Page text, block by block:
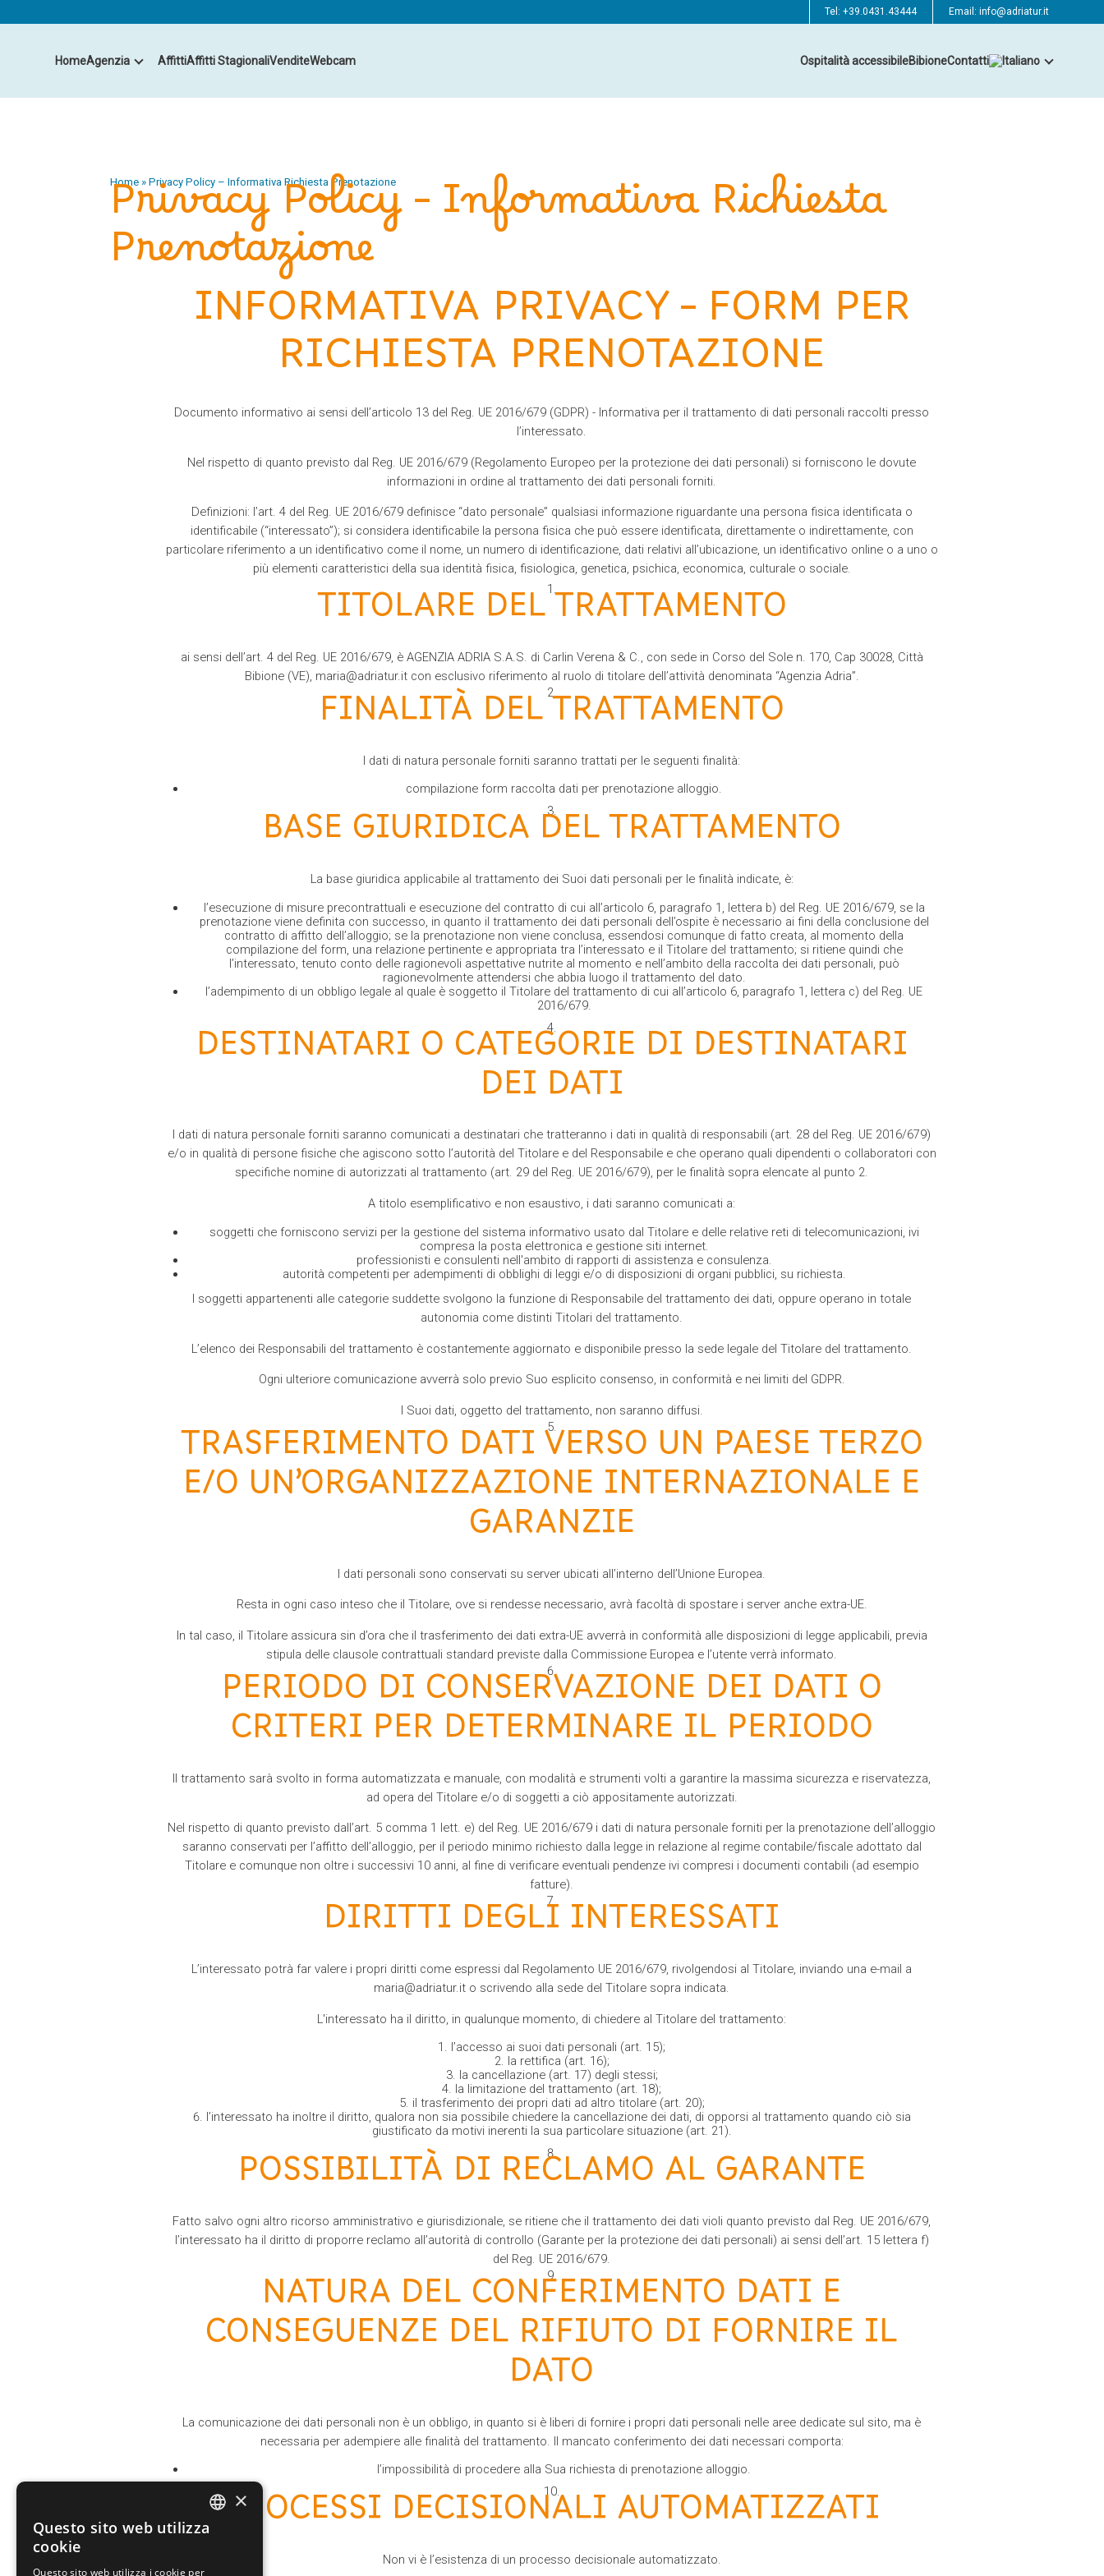
Tel:+39.0431.43444 Email: info@adriatur.it
HomeAgenzia AffittiAffitti StagionaliVenditeWebcam Ospitalità accessibileBibioneContatti
Home »Privacy Policy – Informativa Richiesta Prenotazione
Privacy Policy – Informativa Richiesta
Prenotazione
INFORMATIVA PRIVACY – FORM PER
RICHIESTA PRENOTAZIONE
Documento informativo ai sensi dell’articolo 13 del Reg. UE 2016/679 (GDPR) - Informativa per il trattamento di dati personali raccolti presso
l’interessato.
Nel rispetto di quanto previsto dal Reg. UE 2016/679 (Regolamento Europeo per la protezione dei dati personali) si forniscono le dovute
informazioni in ordine al trattamento dei dati personali forniti.
Definizioni: l’art. 4 del Reg. UE 2016/679 definisce “dato personale” qualsiasi informazione riguardante una persona fisica identificata o
identificabile (“interessato”); si considera identificabile la persona fisica che può essere identificata, direttamente o indirettamente, con
particolare riferimento a un identificativo come il nome, un numero di identificazione, dati relativi all’ubicazione, un identificativo online o a uno o
più elementi caratteristici della sua identità fisica, fisiologica, genetica, psichica, economica, culturale o sociale.
TITOLARE DEL TRATTAMENTO
ai sensi dell’art. 4 del Reg. UE 2016/679, è AGENZIA ADRIA S.A.S. di Carlin Verena & C., con sede in Corso del Sole n. 170, Cap 30028, Città
Bibione (VE), maria@adriatur.it con esclusivo riferimento al ruolo di titolare dell’attività denominata “Agenzia Adria”.
FINALITÀ DEL TRATTAMENTO
I dati di natura personale forniti saranno trattati per le seguenti finalità:
compilazione form raccolta dati per prenotazione alloggio.
BASE GIURIDICA DEL TRATTAMENTO
La base giuridica applicabile al trattamento dei Suoi dati personali per le finalità indicate, è:
l’esecuzione di misure precontrattuali e esecuzione del contratto di cui all’articolo 6, paragrafo 1, lettera b) del Reg. UE 2016/679, se la
prenotazione viene definita con successo, in quanto il trattamento dei dati personali dell’ospite è necessario ai fini della conclusione del
contratto di affitto dell’alloggio; se la prenotazione non viene conclusa, essendosi comunque di fatto creata, al momento della
compilazione del form, una relazione pertinente e appropriata tra l’interessato e il Titolare del trattamento; si ritiene quindi che
l’interessato, tenuto conto delle ragionevoli aspettative nutrite al momento e nell’ambito della raccolta dei dati personali, può
ragionevolmente attendersi che abbia luogo il trattamento del dato.
l’adempimento di un obbligo legale al quale è soggetto il Titolare del trattamento di cui all’articolo 6, paragrafo 1, lettera c) del Reg. UE
2016/679.
DESTINATARI O CATEGORIE DI DESTINATARI
DEI DATI
I dati di natura personale forniti saranno comunicati a destinatari che tratteranno i dati in qualità di responsabili (art. 28 del Reg. UE 2016/679)
e/o in qualità di persone fisiche che agiscono sotto l’autorità del Titolare e del Responsabile e che operano quali dipendenti o collaboratori con
specifiche nomine di autorizzati al trattamento (art. 29 del Reg. UE 2016/679), per le finalità sopra elencate al punto 2.
A titolo esemplificativo e non esaustivo, i dati saranno comunicati a:
soggetti che forniscono servizi per la gestione del sistema informativo usato dal Titolare e delle relative reti di telecomunicazioni, ivi
compresa la posta elettronica e gestione siti internet.
professionisti e consulenti nell'ambito di rapporti di assistenza e consulenza.
autorità competenti per adempimenti di obblighi di leggi e/o di disposizioni di organi pubblici, su richiesta.
I soggetti appartenenti alle categorie suddette svolgono la funzione di Responsabile del trattamento dei dati, oppure operano in totale
autonomia come distinti Titolari del trattamento.
L’elenco dei Responsabili del trattamento è costantemente aggiornato e disponibile presso la sede legale del Titolare del trattamento.
Ogni ulteriore comunicazione avverrà solo previo Suo esplicito consenso, in conformità e nei limiti del GDPR.
I Suoi dati, oggetto del trattamento, non saranno diffusi.
TRASFERIMENTO DATI VERSO UN PAESE TERZO
E/O UN’ORGANIZZAZIONE INTERNAZIONALE E
GARANZIE
I dati personali sono conservati su server ubicati all’interno dell’Unione Europea.
Resta in ogni caso inteso che il Titolare, ove si rendesse necessario, avrà facoltà di spostare i server anche extra-UE.
In tal caso, il Titolare assicura sin d’ora che il trasferimento dei dati extra-UE avverrà in conformità alle disposizioni di legge applicabili, previa
stipula delle clausole contrattuali standard previste dalla Commissione Europea e l’utente verrà informato.
PERIODO DI CONSERVAZIONE DEI DATI O
CRITERI PER DETERMINARE IL PERIODO
Il trattamento sarà svolto in forma automatizzata e manuale, con modalità e strumenti volti a garantire la massima sicurezza e riservatezza,
ad opera del Titolare e/o di soggetti a ciò appositamente autorizzati.
Nel rispetto di quanto previsto dall’art. 5 comma 1 lett. e) del Reg. UE 2016/679 i dati di natura personale forniti per la prenotazione dell’alloggio
saranno conservati per l’affitto dell’alloggio, per il periodo minimo richiesto dalla legge in relazione al regime contabile/fiscale adottato dal
Titolare e comunque non oltre i successivi 10 anni, al fine di verificare eventuali pendenze ivi compresi i documenti contabili (ad esempio
fatture).
DIRITTI DEGLI INTERESSATI
L’interessato potrà far valere i propri diritti come espressi dal Regolamento UE 2016/679, rivolgendosi al Titolare, inviando una e-mail a
maria@adriatur.it o scrivendo alla sede del Titolare sopra indicata.
L'interessato ha il diritto, in qualunque momento, di chiedere al Titolare del trattamento:
l’accesso ai suoi dati personali (art. 15);
la rettifica (art. 16);
la cancellazione (art. 17) degli stessi;
la limitazione del trattamento (art. 18);
il trasferimento dei propri dati ad altro titolare (art. 20);
l’interessato ha inoltre il diritto, qualora non sia possibile chiedere la cancellazione dei dati, di opporsi al trattamento quando ciò sia
giustificato da motivi inerenti la sua particolare situazione (art. 21).
POSSIBILITÀ DI RECLAMO AL GARANTE
Fatto salvo ogni altro ricorso amministrativo e giurisdizionale, se ritiene che il trattamento dei dati violi quanto previsto dal Reg. UE 2016/679,
l’interessato ha il diritto di proporre reclamo all’autorità di controllo (Garante per la protezione dei dati personali) ai sensi dell’art. 15 lettera f)
del Reg. UE 2016/679.
NATURA DEL CONFERIMENTO DATI E
CONSEGUENZE DEL RIFIUTO DI FORNIRE IL
DATO
La comunicazione dei dati personali non è un obbligo, in quanto si è liberi di fornire i propri dati personali nelle aree dedicate sul sito, ma è
necessaria per adempiere alle finalità del trattamento. Il mancato conferimento dei dati necessari comporta:
l’impossibilità di procedere alla Sua richiesta di prenotazione alloggio.
PROCESSI DECISIONALI AUTOMATIZZATI
Non vi è l’esistenza di un processo decisionale automatizzato.
ITALIAN
×
Questo sito web utilizza
cookie
Questo sito web utilizza i cookie per